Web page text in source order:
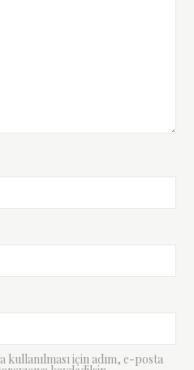
için adım, e-posta